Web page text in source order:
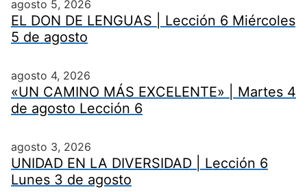
agosto 5, 2026
EL DON DE LENGUAS | Lección 6 Miércoles
5 de agosto
agosto 4, 2026
«UN CAMINO MÁS EXCELENTE» | Martes 4
de agosto Lección 6
agosto 3, 2026
UNIDAD EN LA DIVERSIDAD | Lección 6
Lunes 3 de agosto